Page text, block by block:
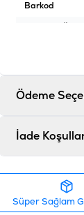
Barkod
Ödeme
İade
Süper Sağlam